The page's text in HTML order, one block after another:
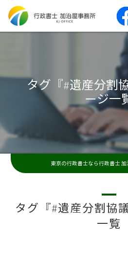
タグ『#遺産分割
ージ一
東京の行政書士なら行政書士
タグ『#遺産分割協
一覧